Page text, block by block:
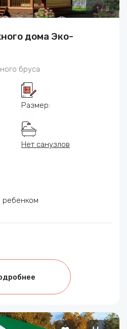
1 / 5
дома Эко-
бруса
Размер:
Нет санузлов
ребенком